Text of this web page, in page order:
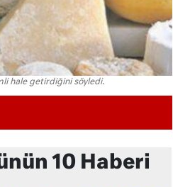
hale getirdiğini söyledi.
10 Haberi